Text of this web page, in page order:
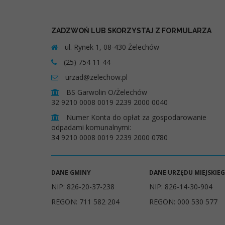
ZADZWOŃ LUB SKORZYSTAJ Z FORMULARZA
ul. Rynek 1, 08-430 Żelechów
(25) 754 11 44
urzad@zelechow.pl
BS Garwolin O/Żelechów
32 9210 0008 0019 2239 2000 0040
Numer Konta do opłat za gospodarowanie
odpadami komunalnymi:
34 9210 0008 0019 2239 2000 0780
DANE GMINY
NIP: 826-20-37-238
REGON: 711 582 204
DANE URZĘDU
NIP: 826-14-30-904
REGON: 000 530 577